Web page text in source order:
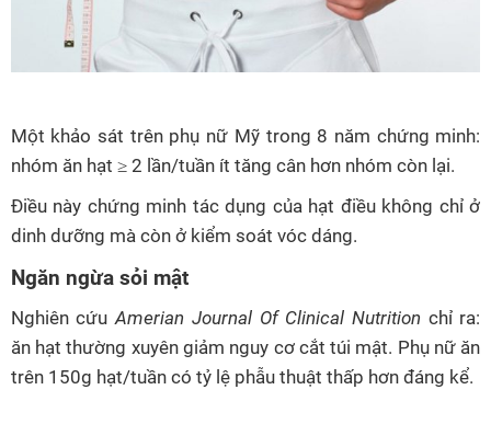
Một khảo sát trên phụ nữ Mỹ trong 8 năm chứng minh:
nhóm ăn hạt ≥ 2 lần/tuần ít tăng cân hơn nhóm còn lại.
Điều này chứng minh tác dụng của hạt điều không chỉ ở
dinh dưỡng mà còn ở kiểm soát vóc dáng.
Ngăn ngừa sỏi mật
Nghiên cứuAmerian Journal Of Clinical Nutrition chỉ ra:
ăn hạt thường xuyên giảm nguy cơ cắt túi mật. Phụ nữ ăn
trên 150g hạt/tuần có tỷ lệ phẫu thuật thấp hơn đáng kể.